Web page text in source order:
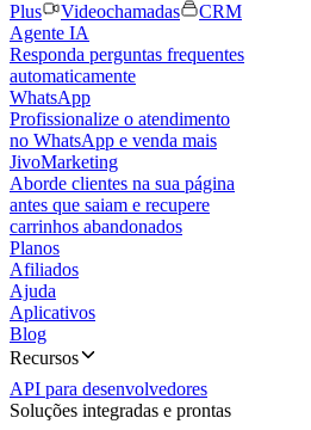
Plus
Videochamadas
CRM
Agente IA
Responda perguntas frequentes
automaticamente
WhatsApp
Profissionalize o atendimento
no WhatsApp e venda mais
JivoMarketing
Aborde clientes na sua página
antes que saiam e recupere
carrinhos abandonados
Planos
Afiliados
Ajuda
Aplicativos
Blog
Recursos
API para desenvolvedores
Soluções integradas e prontas